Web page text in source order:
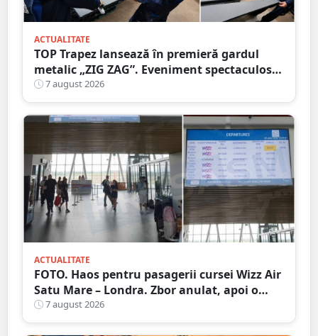
ACTUALITATE
TOP Trapez lansează în premieră gardul
metalic „ZIG ZAG”. Eveniment spectaculos
în Grădina Romei
7 august 2026
ACTUALITATE
FOTO. Haos pentru pasagerii cursei Wizz Air
Satu Mare – Londra. Zbor anulat, apoi o
nouă întârziere. Fără explicații clare
7 august 2026